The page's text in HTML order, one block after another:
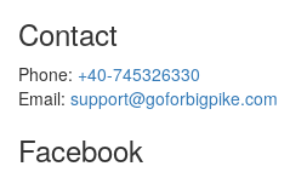
Contact
Phone: +40-745326330
Email: support@goforbigpike.com
Facebook